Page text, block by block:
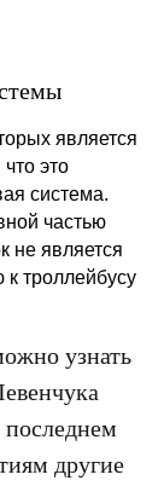
является
это
система.
частью
не является
троллейбусу
узнать
другие